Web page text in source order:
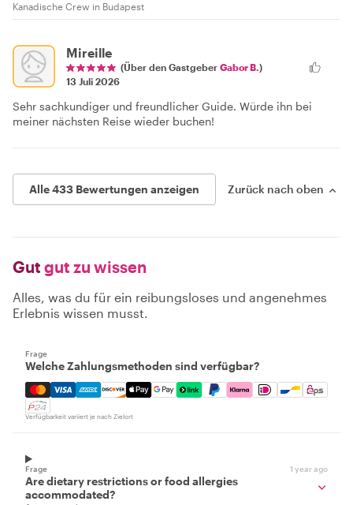
Kanadische Crew in Budapest
Mireille
(Über den Gastgeber Gabor B.)
13 Juli 2026
Sehr sachkundiger und freundlicher Guide. Würde ihn bei
meiner nächsten Reise wieder buchen!
Alle 433 Bewertungen anzeigen Zurück nach oben
Gut gut zu wissen
Alles, was du für ein reibungsloses und angenehmes
Erlebnis wissen musst.
Frage
Welche Zahlungsmethoden sind verfügbar?
Mastercard, Visa, Amex, Discover, Apple Pay, Google
Verfügbarkeit variiert je nach Zielort
Frage 1 year ago
Are dietary restrictions or food allergies
accommodated?